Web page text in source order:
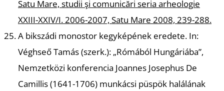
Satu Mare, studii şi comunicări seria arheologie
XXIII-XXIV/I. 2006-2007, Satu Mare 2008, 239-288.
A bikszádi monostor kegyképének eredete. In:
Véghseő Tamás (szerk.): „Rómából Hungáriába”,
Nemzetközi konferencia Joannes Josephus De
Camillis (1641-1706) munkácsi püspök halálának